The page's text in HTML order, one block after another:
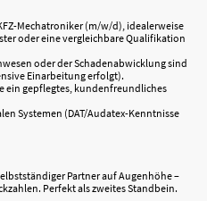
Mechatroniker (m/w/d), idealerweise
oder eine vergleichbare Qualifikation
oder der Schadenabwicklung sind
Einarbeitung erfolgt).
ein gepflegtes, kundenfreundliches
Systemen (DAT/Audatex-Kenntnisse
Partner auf Augenhöhe –
Perfekt als zweites Standbein.